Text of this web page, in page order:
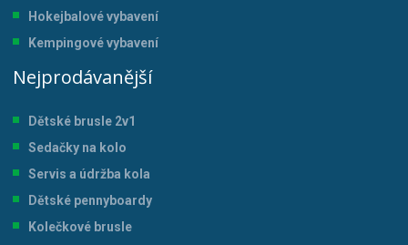
Hokejbalové vybavení
Kempingové vybavení
Nejprodávanější
Dětské brusle 2v1
Sedačky na kolo
Servis a údržba kola
Dětské pennyboardy
Kolečkové brusle